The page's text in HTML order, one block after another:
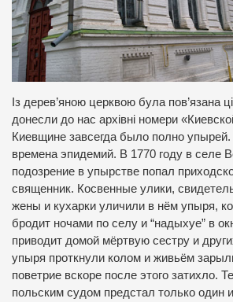
Із дерев’яною церквою була пов’язана
донесли до нас архівні номери
Киевщине завсегда было полно
времена эпидемий. В 1770 году в селе
подозрение в упырстве попал
священник. Косвенные улики,
жены и кухарки уличили в нём упыря,
бродит ночами по селу и “надыхуе” в
приводит домой мёртвую сестру и
упыря проткнули колом и живьём
поветрие вскоре после этого затихло.
польским судом предстал только один